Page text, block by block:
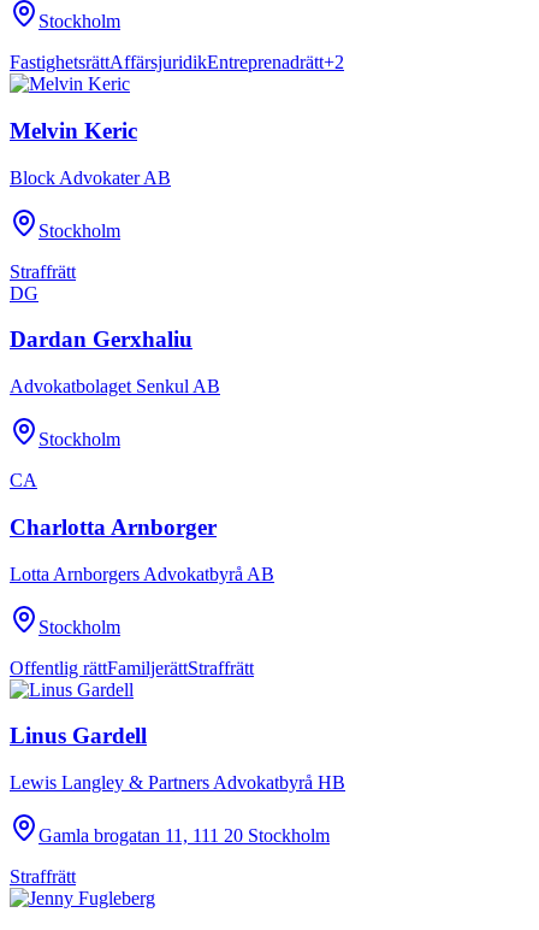
Stockholm
FastighetsrättAffärsjuridikEntreprenadrätt+2
Melvin Keric
Block Advokater AB
Stockholm
Straffrätt
DG
Dardan Gerxhaliu
Advokatbolaget Senkul AB
Stockholm
CA
Charlotta Arnborger
Lotta Arnborgers Advokatbyrå AB
Stockholm
Offentlig rättFamiljerättStraffrätt
Linus Gardell
Lewis Langley & Partners Advokatbyrå HB
Gamla brogatan 11, 111 20 Stockholm
Straffrätt